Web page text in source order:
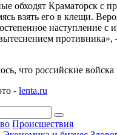
обходят Краматорск с
взять его в клещи.
наступление с
что российские войска
- lenta.ru
Происшествия